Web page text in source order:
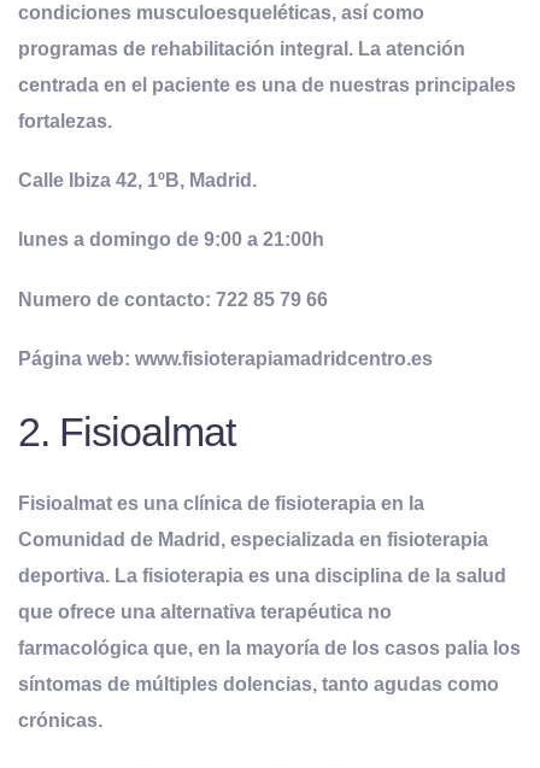
condiciones musculoesqueléticas, así como
programas de rehabilitación integral. La atención
centrada en el paciente es una de nuestras principales
fortalezas.
Calle Ibiza 42, 1ºB, Madrid.
lunes a domingo de 9:00 a 21:00h
Numero de contacto: 722 85 79 66
Página web: www.fisioterapiamadridcentro.es
2. Fisioalmat
Fisioalmat es una clínica de fisioterapia en la
Comunidad de Madrid, especializada en fisioterapia
deportiva. La fisioterapia es una disciplina de la salud
que ofrece una alternativa terapéutica no
farmacológica que, en la mayoría de los casos palia los
síntomas de múltiples dolencias, tanto agudas como
crónicas.